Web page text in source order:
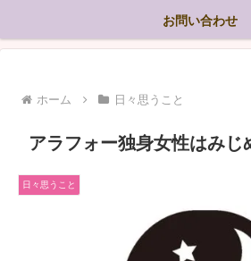
お問い合わせ
ホーム 日々思うこと
アラフォー独身女性はみじ
日々思うこと